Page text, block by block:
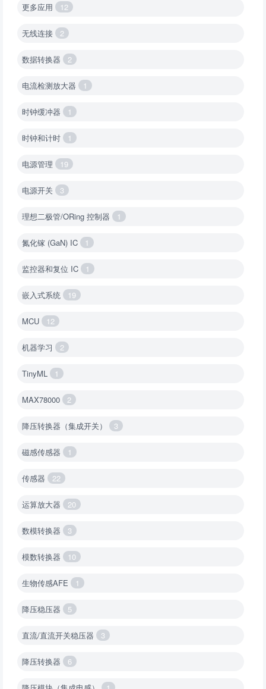
更多应用 12
无线连接 2
数据转换器 2
电流检测放大器 1
时钟缓冲器 1
时钟和计时 1
电源管理 19
电源开关 3
理想二极管/ORing 控制器 1
氮化镓 (GaN) IC 1
监控器和复位 IC 1
嵌入式系统 19
MCU 12
机器学习 2
TinyML 1
MAX78000 2
降压转换器（集成开关） 3
磁感传感器 1
传感器 22
运算放大器 20
数模转换器 3
模数转换器 10
生物传感AFE 1
降压稳压器 5
直流/直流开关稳压器 3
降压转换器 6